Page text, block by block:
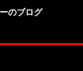
のブログ